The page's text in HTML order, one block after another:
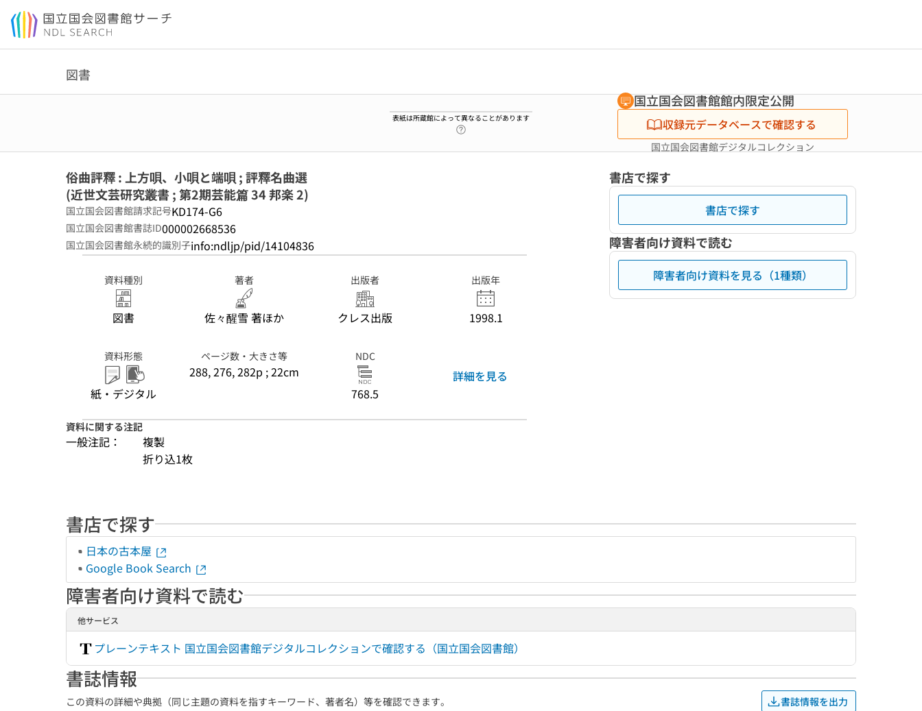
本文へ移動
図書
表紙は所蔵館によって異なることがあります
国立国会図書館館内限定公開
収録元データベースで確認する
国立国会図書館デジタルコレクション
俗曲評釋 : 上方唄、小唄と端唄 ; 評釋名曲選
(近世文芸研究叢書 ; 第2期芸能篇 34 邦楽 2)
国立国会図書館請求記号KD174-G6
国立国会図書館書誌ID000002668536
国立国会図書館永続的識別子info:ndljp/pid/14104836
資料種別
図書
著者
佐々醒雪 著ほか
出版者
クレス出版
出版年
1998.1
資料形態
紙・デジタル
ページ数・大きさ等
288, 276, 282p ; 22cm
NDC
768.5
詳細を見る
資料に関する注記
一般注記：
複製
折り込1枚
書店で探す
書店で探す
障害者向け資料で読む
障害者向け資料を見る（1種類）
書店で探す
日本の古本屋
Google Book Search
障害者向け資料で読む
他サービス
プレーンテキスト 国立国会図書館デジタルコレクションで確認する（国立国会図書館）
書誌情報
この資料の詳細や典拠（同じ主題の資料を指すキーワード、著者名）等を確認できます。 書誌情報を出力